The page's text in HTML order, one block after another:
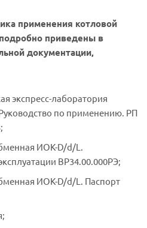
применения котловой
приведены в
документации,
экспресс-лаборатория
по применению. РП
ИОК-D/d/L.
ВР34.00.000РЭ;
ИОК-D/d/L. Паспорт